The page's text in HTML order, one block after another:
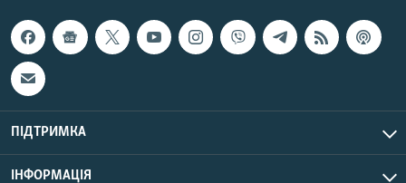
ПІДТРИМКА
ІНФОРМАЦІЯ